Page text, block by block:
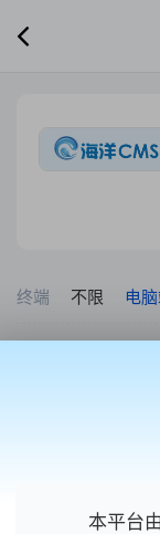
终端 不限 电
本平台